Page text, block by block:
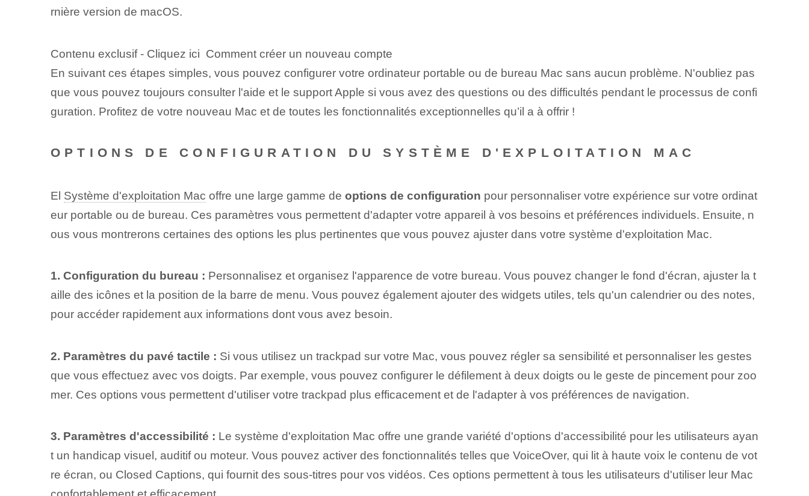
rnière version de macOS.
Contenu exclusif - Cliquez ici Comment créer un nouveau compte
En suivant ces étapes simples, vous pouvez configurer votre ordinateur portable ou de bureau Mac sans aucun problème. N'oubliez pas
que vous pouvez toujours consulter l'aide et le support Apple si vous avez des questions ou des difficultés pendant le processus de confi
guration. Profitez de votre nouveau Mac et de toutes les fonctionnalités exceptionnelles qu’il a à offrir !
OPTIONS DE CONFIGURATION DU SYSTÈME D'EXPLOITATION MAC
El Système d'exploitation Mac offre une large gamme de options de configuration pour personnaliser votre expérience sur votre ordinat
eur portable ou de bureau. Ces paramètres vous permettent d'adapter votre appareil à vos besoins et préférences individuels. Ensuite, n
ous vous montrerons certaines des options les plus pertinentes que vous pouvez ajuster dans votre système d'exploitation Mac.
1. Configuration du bureau : Personnalisez et organisez l'apparence de votre bureau. Vous pouvez changer le fond d'écran, ajuster la t
aille des icônes et la position de la barre de menu. Vous pouvez également ajouter des widgets utiles, tels qu'un calendrier ou des notes,
pour accéder rapidement aux informations dont vous avez besoin.
2. Paramètres du pavé tactile : Si vous utilisez un trackpad sur votre Mac, vous pouvez régler sa sensibilité et personnaliser les gestes
que vous effectuez avec vos doigts. Par exemple, vous pouvez configurer le défilement à deux doigts ou le geste de pincement pour zoo
mer. Ces options vous permettent d'utiliser votre trackpad plus efficacement et de l'adapter à vos préférences de navigation.
3. Paramètres d'accessibilité : Le système d'exploitation Mac offre une grande variété d'options d'accessibilité pour les utilisateurs ayan
t un handicap visuel, auditif ou moteur. Vous pouvez activer des fonctionnalités telles que VoiceOver, qui lit à haute voix le contenu de vot
re écran, ou Closed Captions, qui fournit des sous-titres pour vos vidéos. Ces options permettent à tous les utilisateurs d'utiliser leur Mac